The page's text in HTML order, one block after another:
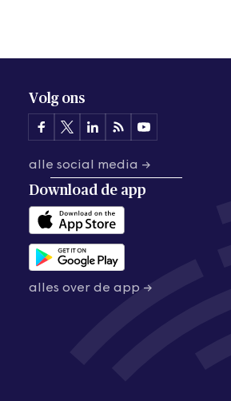
Volg ons
alle social media →
Download de app
alles over de app →